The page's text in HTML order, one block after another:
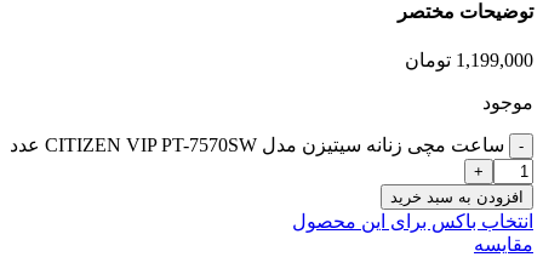
توضیحات مختصر
1,199,000 تومان
موجود
ساعت مچی زنانه سیتیزن مدل CITIZEN VIP PT-7570SW عدد
افزودن به سبد خرید
انتخاب باکس برای این محصول
مقایسه